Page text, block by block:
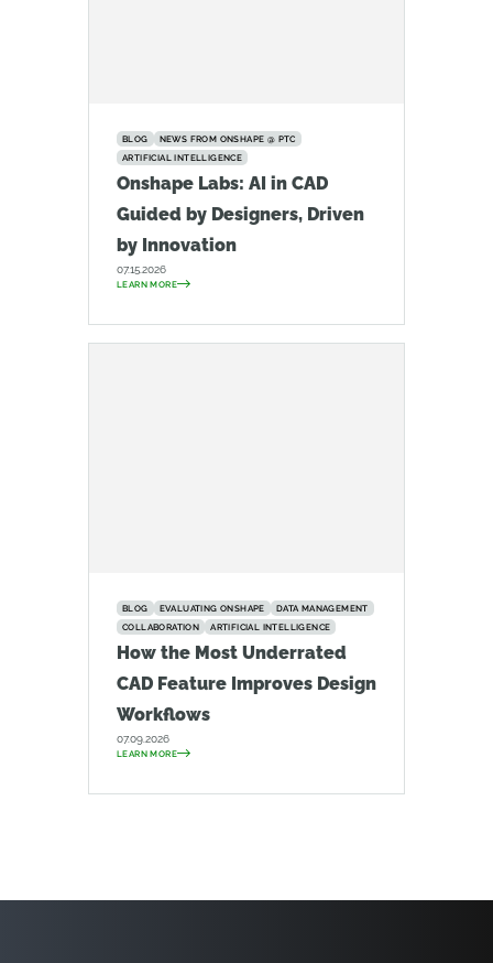
BLOG
NEWS FROM ONSHAPE @ PTC
ARTIFICIAL INTELLIGENCE
Onshape Labs: AI in CAD
Guided by Designers, Driven
by Innovation
07.15.2026
LEARN MORE
BLOG EVALUATING ONSHAPE
DATA MANAGEMENT
COLLABORATION
ARTIFICIAL INTELLIGENCE
How the Most Underrated
CAD Feature Improves Design
Workflows
07.09.2026
LEARN MORE